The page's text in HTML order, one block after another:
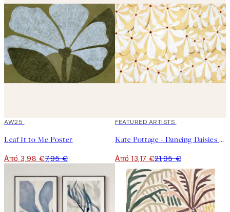
50%*
AW25
Leaf It to Me Poster
Από 3,98 €7,95 €
40%*
FEATURED ARTISTS
Kate Pottage - Dancing Daisies Poster
Από 13,17 €21,95 €